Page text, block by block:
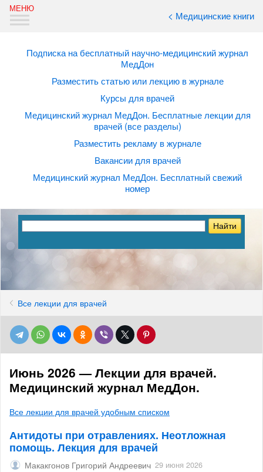
< Медицинские книги
Подписка на бесплатный научно-медицинский журнал
МедДон
Разместить статью или лекцию в журнале
Курсы для врачей
Медицинский журнал МедДон. Бесплатные лекции для
врачей (все разделы)
Разместить рекламу в журнале
Вакансии для врачей
Медицинский журнал МедДон. Бесплатный свежий
номер
Все лекции для врачей
Июнь 2026 — Лекции для врачей.
Медицинский журнал МедДон.
Все лекции для врачей удобным списком
Антидоты при отравлениях. Неотложная
помощь. Лекция для врачей
Макакгонов Григорий Андреевич 29 июня 2026